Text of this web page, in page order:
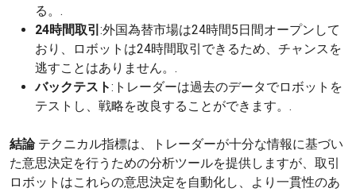
る。.
24時間取引 :外国為替市場は24時間5日間オープンして
おり、ロボットは24時間取引できるため、チャンスを
逃すことはありません。.
バックテスト:トレーダーは過去のデータでロボットを
テストし、戦略を改良することができます。.
結論テクニカル指標は、トレーダーが十分な情報に基づい
た意思決定を行うための分析ツールを提供しますが、取引
ロボットはこれらの意思決定を自動化し、より一貫性のあ